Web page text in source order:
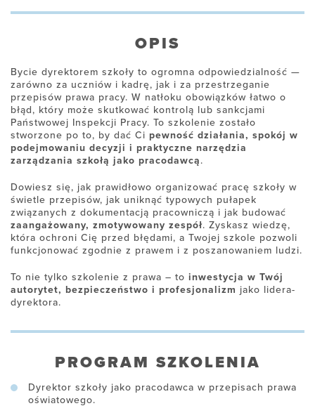
OPIS
Bycie dyrektorem szkoły to ogromna odpowiedzialność —
zarówno za uczniów i kadrę, jak i za przestrzeganie
przepisów prawa pracy. W natłoku obowiązków łatwo o
błąd, który może skutkować kontrolą lub sankcjami
Państwowej Inspekcji Pracy. To szkolenie zostało
stworzone po to, by dać Ci pewność działania, spokój w
podejmowaniu decyzji i praktyczne narzędzia
zarządzania szkołą jako pracodawcą.
Dowiesz się, jak prawidłowo organizować pracę szkoły w
świetle przepisów, jak uniknąć typowych pułapek
związanych z dokumentacją pracowniczą i jak budować
zaangażowany, zmotywowany zespół. Zyskasz wiedzę,
która ochroni Cię przed błędami, a Twojej szkole pozwoli
funkcjonować zgodnie z prawem i z poszanowaniem ludzi.
To nie tylko szkolenie z prawa – to inwestycja w Twój
autorytet, bezpieczeństwo i profesjonalizm jako lidera-
dyrektora.
PROGRAM SZKOLENIA
Dyrektor szkoły jako pracodawca w przepisach prawa
oświatowego.